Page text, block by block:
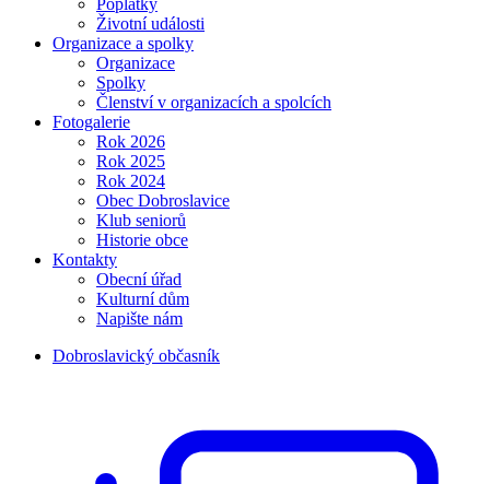
Poplatky
Životní události
Organizace a spolky
Organizace
Spolky
Členství v organizacích a spolcích
Fotogalerie
Rok 2026
Rok 2025
Rok 2024
Obec Dobroslavice
Klub seniorů
Historie obce
Kontakty
Obecní úřad
Kulturní dům
Napište nám
Dobroslavický občasník